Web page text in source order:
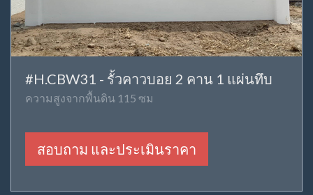
#H.CBW31 - รั้วคาวบอย 2 คาน 1 แผ่นทึบ
ความสูงจากพื้นดิน 115 ซม
สอบถาม และประเมินราคา